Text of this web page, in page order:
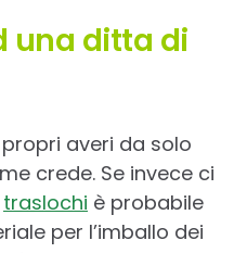
una ditta di
averi da solo
crede. Se invece ci
traslochi è probabile
per l’imballo dei